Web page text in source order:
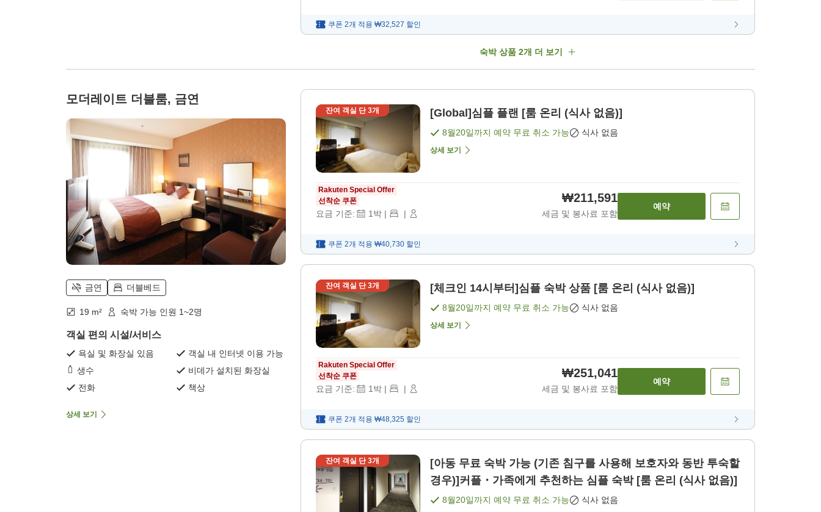
쿠폰 2개 적용 ₩32,527 할인
숙박 상품 2개 더 보기
모더레이트 더블룸, 금연
금연 더블베드
19 m² 숙박 가능 인원 1~2명
객실 편의 시설/서비스
욕실 및 화장실 있음
객실 내 인터넷 이용 가능
생수
비데가 설치된 화장실
전화
책상
상세 보기
잔여 객실 단3개 [Global]심플 플랜 [룸 온리 (식사 없음)]
8월20일까지 예약 무료 취소 가능 식사 없음
상세 보기
Rakuten Special Offer
선착순 쿠폰
요금 기준: 1박 | |
₩211,591
세금 및 봉사료 포함
예약
쿠폰 2개 적용 ₩40,730 할인
잔여 객실 단3개 [체크인 14시부터]심플 숙박 상품 [룸 온리 (식사 없음)]
8월20일까지 예약 무료 취소 가능 식사 없음
상세 보기
Rakuten Special Offer
선착순 쿠폰
요금 기준: 1박 | |
₩251,041
세금 및 봉사료 포함
예약
쿠폰 2개 적용 ₩48,325 할인
잔여 객실 단3개
[아동 무료 숙박 가능 (기존 침구를 사용해 보호자와 동반 투숙할
경우)]커플・가족에게 추천하는 심플 숙박 [룸 온리 (식사 없음)]
8월20일까지 예약 무료 취소 가능 식사 없음